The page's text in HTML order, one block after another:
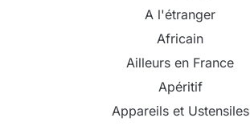
A l'étranger
Africain
Ailleurs en France
Apéritif
Appareils et Ustensiles